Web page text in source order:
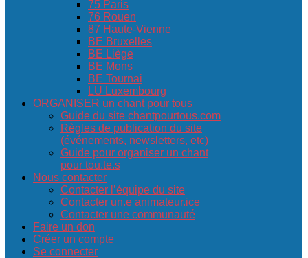
75 Paris
76 Rouen
87 Haute-Vienne
BE Bruxelles
BE Liège
BE Mons
BE Tournai
LU Luxembourg
ORGANISER un chant pour tous
Guide du site chantpourtous.com
Règles de publication du site
(événements, newsletters, etc)
Guide pour organiser un chant
pour tou.te.s
Nous contacter
Contacter l’équipe du site
Contacter un.e animateur.ice
Contacter une communauté
Faire un don
Créer un compte
Se connecter